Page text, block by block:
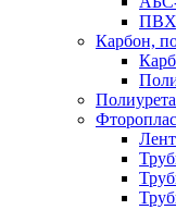
ПВХ
Карбон,